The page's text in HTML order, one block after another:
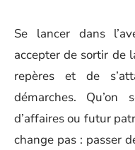
Se lancer dans
accepter de sortir de
repères et de
démarches. Qu’on
d’affaires ou futur
change pas : passer